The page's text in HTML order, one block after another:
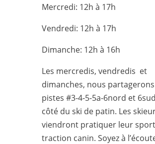
Mercredi: 12h à 17h
Vendredi: 12h à 17h
Dimanche: 12h à 16h
Les mercredis, vendredis et
dimanches, nous
pistes #3-4-5-5a-6nord et
côté du ski de patin. Les
viendront pratiquer leur
traction canin. Soyez à